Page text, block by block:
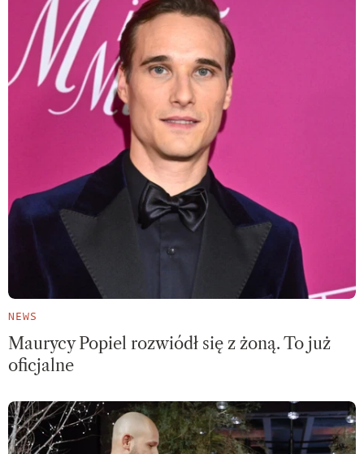
NEWS
Maurycy Popiel rozwiódł się z żoną. To już
oficjalne